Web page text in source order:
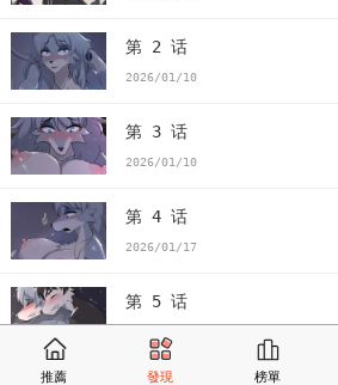
第 2 话
2026/01/10
第 3 话
2026/01/10
第 4 话
2026/01/17
第 5 话
推薦 發現 榜單